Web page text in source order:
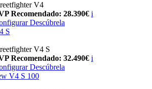
V4
Recomendado: 28.390€ i
Descúbrela
S
V4 S
Recomendado: 32.490€ i
Descúbrela
V4 S 100